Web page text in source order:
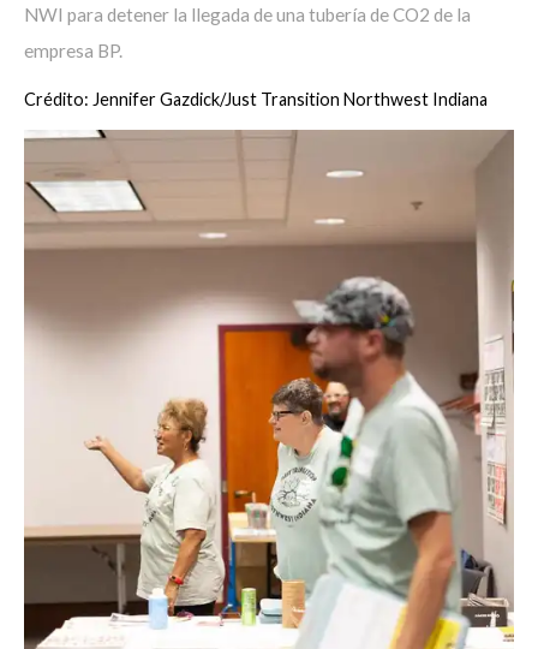
NWI para detener la llegada de una tubería de CO2 de la
empresa BP.
Crédito: Jennifer Gazdick/Just Transition Northwest Indiana